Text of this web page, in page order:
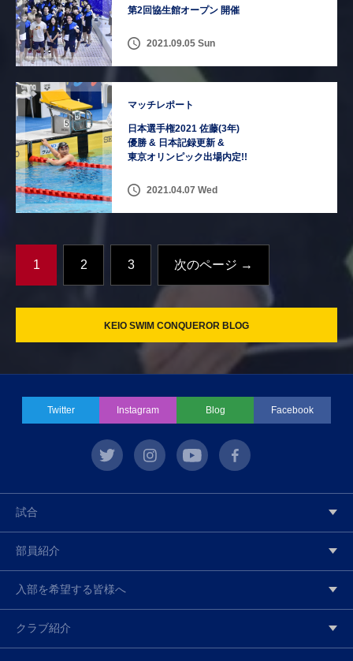
第2回協生館オープン 開催
2021.09.05 Sun
マッチレポート
日本選手権2021 佐藤(3年)
優勝 & 日本記録更新 &
東京オリンピック出場内定!!
2021.04.07 Wed
1 2 3 次のページ →
KEIO SWIM CONQUEROR BLOG
試合
部員紹介
入部を希望する皆様へ
クラブ紹介
Twitter Instagram Blog Facebook
twitter instagramyoutube